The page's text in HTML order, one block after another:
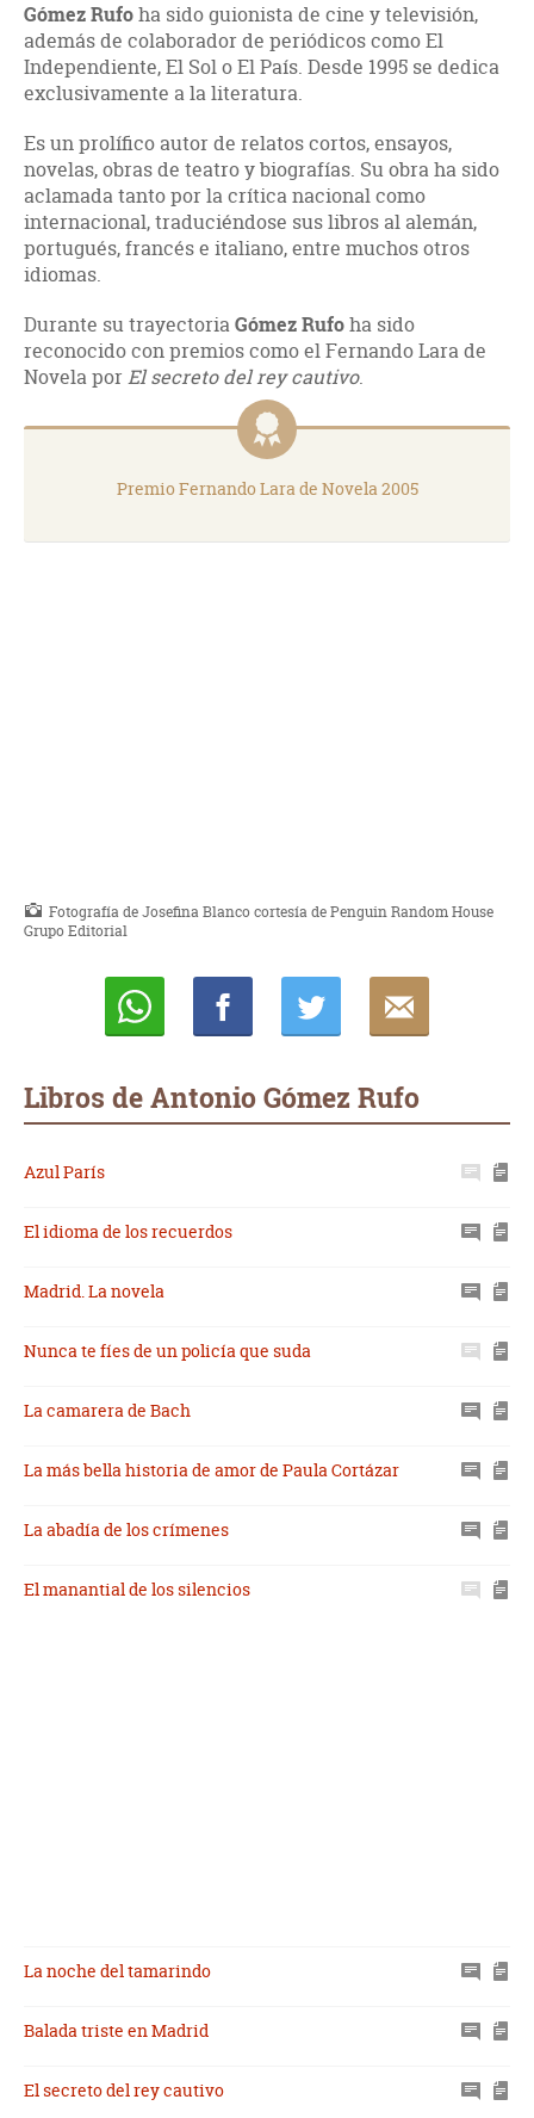
Gómez Rufoha sido guionista de cine y televisión,
además de colaborador de periódicos como El
Independiente, El Sol o El País. Desde 1995 se dedica
exclusivamente a la literatura.
Es un prolífico autor de relatos cortos, ensayos,
novelas, obras de teatro y biografías. Su obra ha sido
aclamada tanto por la crítica nacional como
internacional, traduciéndose sus libros al alemán,
portugués, francés e italiano, entre muchos otros
idiomas.
Durante su trayectoriaGómez Rufoha sido
reconocido con premios como el Fernando Lara de
Novela por El secreto del rey cautivo.
Premio Fernando Lara de Novela 2005
Fotografía de Josefina Blanco cortesía de Penguin Random House
Grupo Editorial
Libros de Antonio Gómez Rufo
Azul París
El idioma de los recuerdos
Madrid. La novela
Nunca te fíes de un policía que suda
La camarera de Bach
La más bella historia de amor de Paula Cortázar
La abadía de los crímenes
El manantial de los silencios
La noche del tamarindo
Balada triste en Madrid
El secreto del rey cautivo